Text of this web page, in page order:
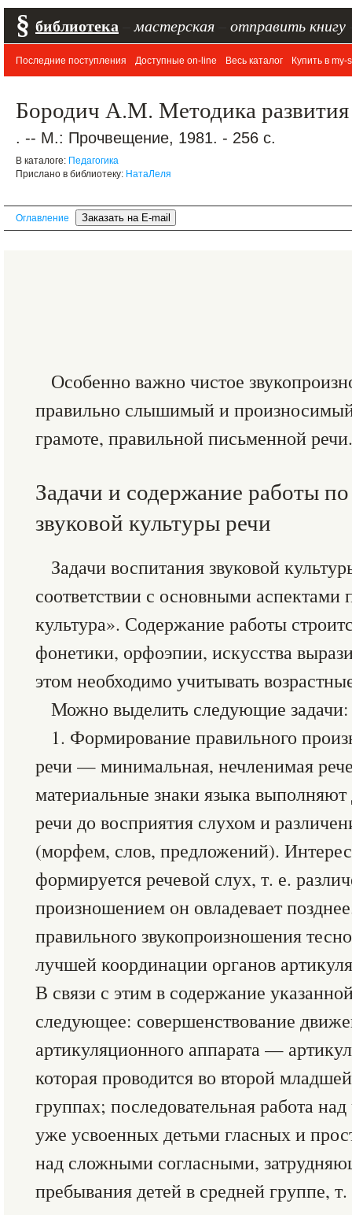
§ библиотека мастерская отправить книгу
Последние поступления Доступные on-line Весь каталог Купить в my-
Бородич А.М. Методика развития
. -- М.: Прочвещение, 1981. - 256 с.
В каталоге: Педагогика
Прислано в библиотеку: НатаЛеля
Оглавление
Особенно важно чистое
правильно слышимый и
грамоте, правильной письменной речи.
Задачи и содержание работы
звуковой культуры речи
Задачи воспитания звуковой
соответствии с основными аспектами
культура». Содержание работы
фонетики, орфоэпии, искусства
этом необходимо учитывать
Можно выделить следующие задачи:
1. Формирование правильного
речи — минимальная, нечленимая
материальные знаки языка
речи до восприятия слухом и
(морфем, слов, предложений).
формируется речевой слух, т. е.
произношением он овладевает
правильного звукопроизношения
лучшей координации органов
В связи с этим в содержание
следующее: совершенствование
артикуляционного аппарата —
которая проводится во второй
группах; последовательная работа
уже усвоенных детьми гласных и
над сложными согласными,
пребывания детей в средней группе,